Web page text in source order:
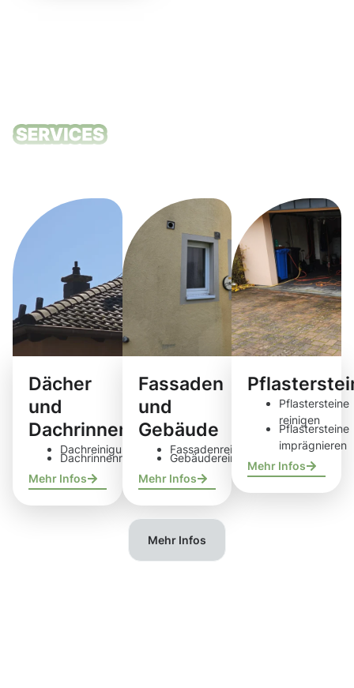
Dächer
und
Dachrinnen
Dachreinigung
Dachrinnenreinigung
Mehr Infos
Fassaden
und
Gebäude
Fassadenreinigung
Gebäudereinigung
Mehr Infos
Pflastersteine
reinigen
Pflastersteine
imprägnieren
Mehr Infos
Mehr Infos